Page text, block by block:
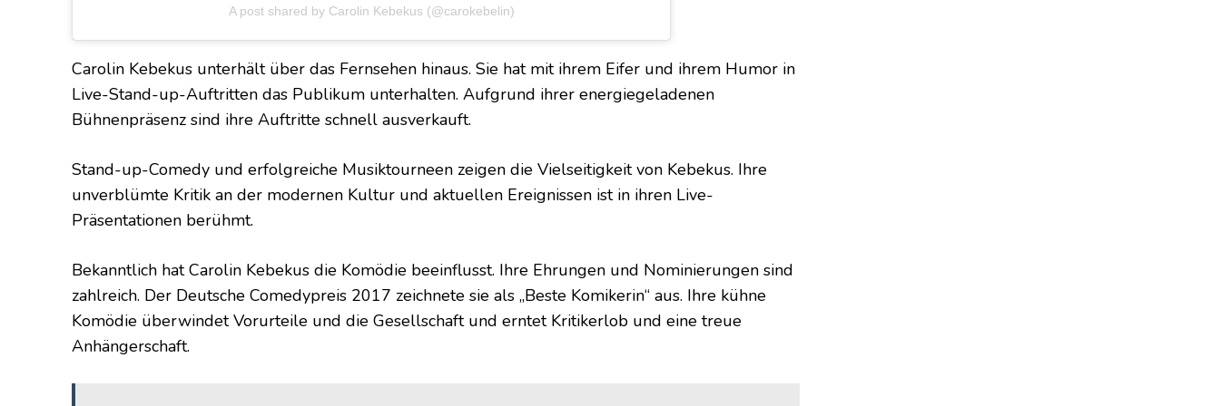
A post shared by Carolin Kebekus (@carokebelin)
Carolin Kebekus unterhält über das Fernsehen hinaus. Sie hat mit ihrem Eifer und ihrem Humor in
Live-Stand-up-Auftritten das Publikum unterhalten. Aufgrund ihrer energiegeladenen
Bühnenpräsenz sind ihre Auftritte schnell ausverkauft.
Stand-up-Comedy und erfolgreiche Musiktourneen zeigen die Vielseitigkeit von Kebekus. Ihre
unverblümte Kritik an der modernen Kultur und aktuellen Ereignissen ist in ihren Live-
Präsentationen berühmt.
Bekanntlich hat Carolin Kebekus die Komödie beeinflusst. Ihre Ehrungen und Nominierungen sind
zahlreich. Der Deutsche Comedypreis 2017 zeichnete sie als „Beste Komikerin“ aus. Ihre kühne
Komödie überwindet Vorurteile und die Gesellschaft und erntet Kritikerlob und eine treue
Anhängerschaft.